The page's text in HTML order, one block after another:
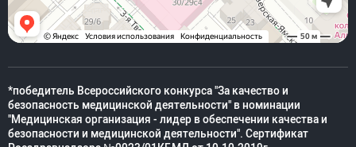
*победитель Всероссийского конкурса "За качество и
безопасность медицинской деятельности" в номинации
"Медицинская организация - лидер в обеспечении качества и
безопасности и медицинской деятельности". Сертификат